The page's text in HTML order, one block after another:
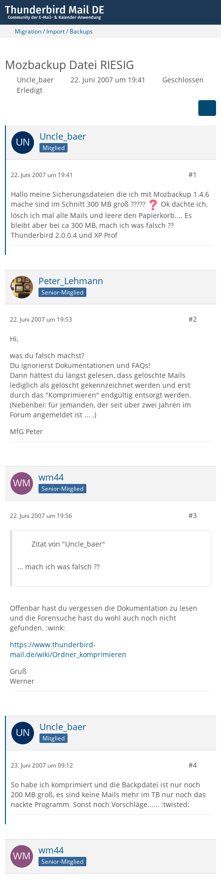
Migration / Import / Backups
Mozbackup Datei RIESIG
Uncle_baer 22. Juni 2007 um 19:41
Geschlossen
Erledigt
Uncle_baer
Mitglied
22. Juni 2007 um 19:41 #1
Hallo meine Sicherungsdateien die ich mit Mozbackup 1.4.6
mache sind im Schnitt 300 MB groß ?????
Ok dachte ich,
lösch ich mal alle Mails und leere den Papierkorb.... Es
bleibt aber bei ca 300 MB, mach ich was falsch ??
Thunderbird 2.0.0.4 und XP Prof
Peter_Lehmann
Senior-Mitglied
22. Juni 2007 um 19:53 #2
Hi,
was du falsch machst?
Du ignorierst Dokumentationen und FAQs!
Dann hättest du längst gelesen, dass gelöschte Mails
lediglich als gelöscht gekennzeichnet werden und erst
durch das "Komprimieren" endgültig entsorgt werden.
(Nebenbei: für jemanden, der seit über zwei Jahren im
Forum angemeldet ist ... .)
MfG Peter
wm44
Senior-Mitglied
22. Juni 2007 um 19:56 #3
Zitat von "Uncle_baer"
... mach ich was falsch ??
Offenbar hast du vergessen die Dokumentation zu lesen
und die Forensuche hast du wohl auch noch nicht
gefunden. :wink:
https://www.thunderbird-
mail.de/wiki/Ordner_komprimieren
Gruß
Werner
Uncle_baer
Mitglied
23. Juni 2007 um 09:12 #4
So habe ich komprimiert und die Backpdatei ist nur noch
200 MB groß, es sind keine Mails mehr im TB nur noch das
nackte Programm. Sonst noch Vorschläge...... :twisted:
wm44
Senior-Mitglied